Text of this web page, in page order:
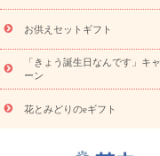
レンジ
レッド お花の
算から探す
お祝い
お祝い・5000円～
お供え・お悔やみ
お
悔やみ・5000円～ お
やみ・10000円～
お供えセットギフト
「きょう誕生日なんです」キ
ーン
花とみどりのeギフト